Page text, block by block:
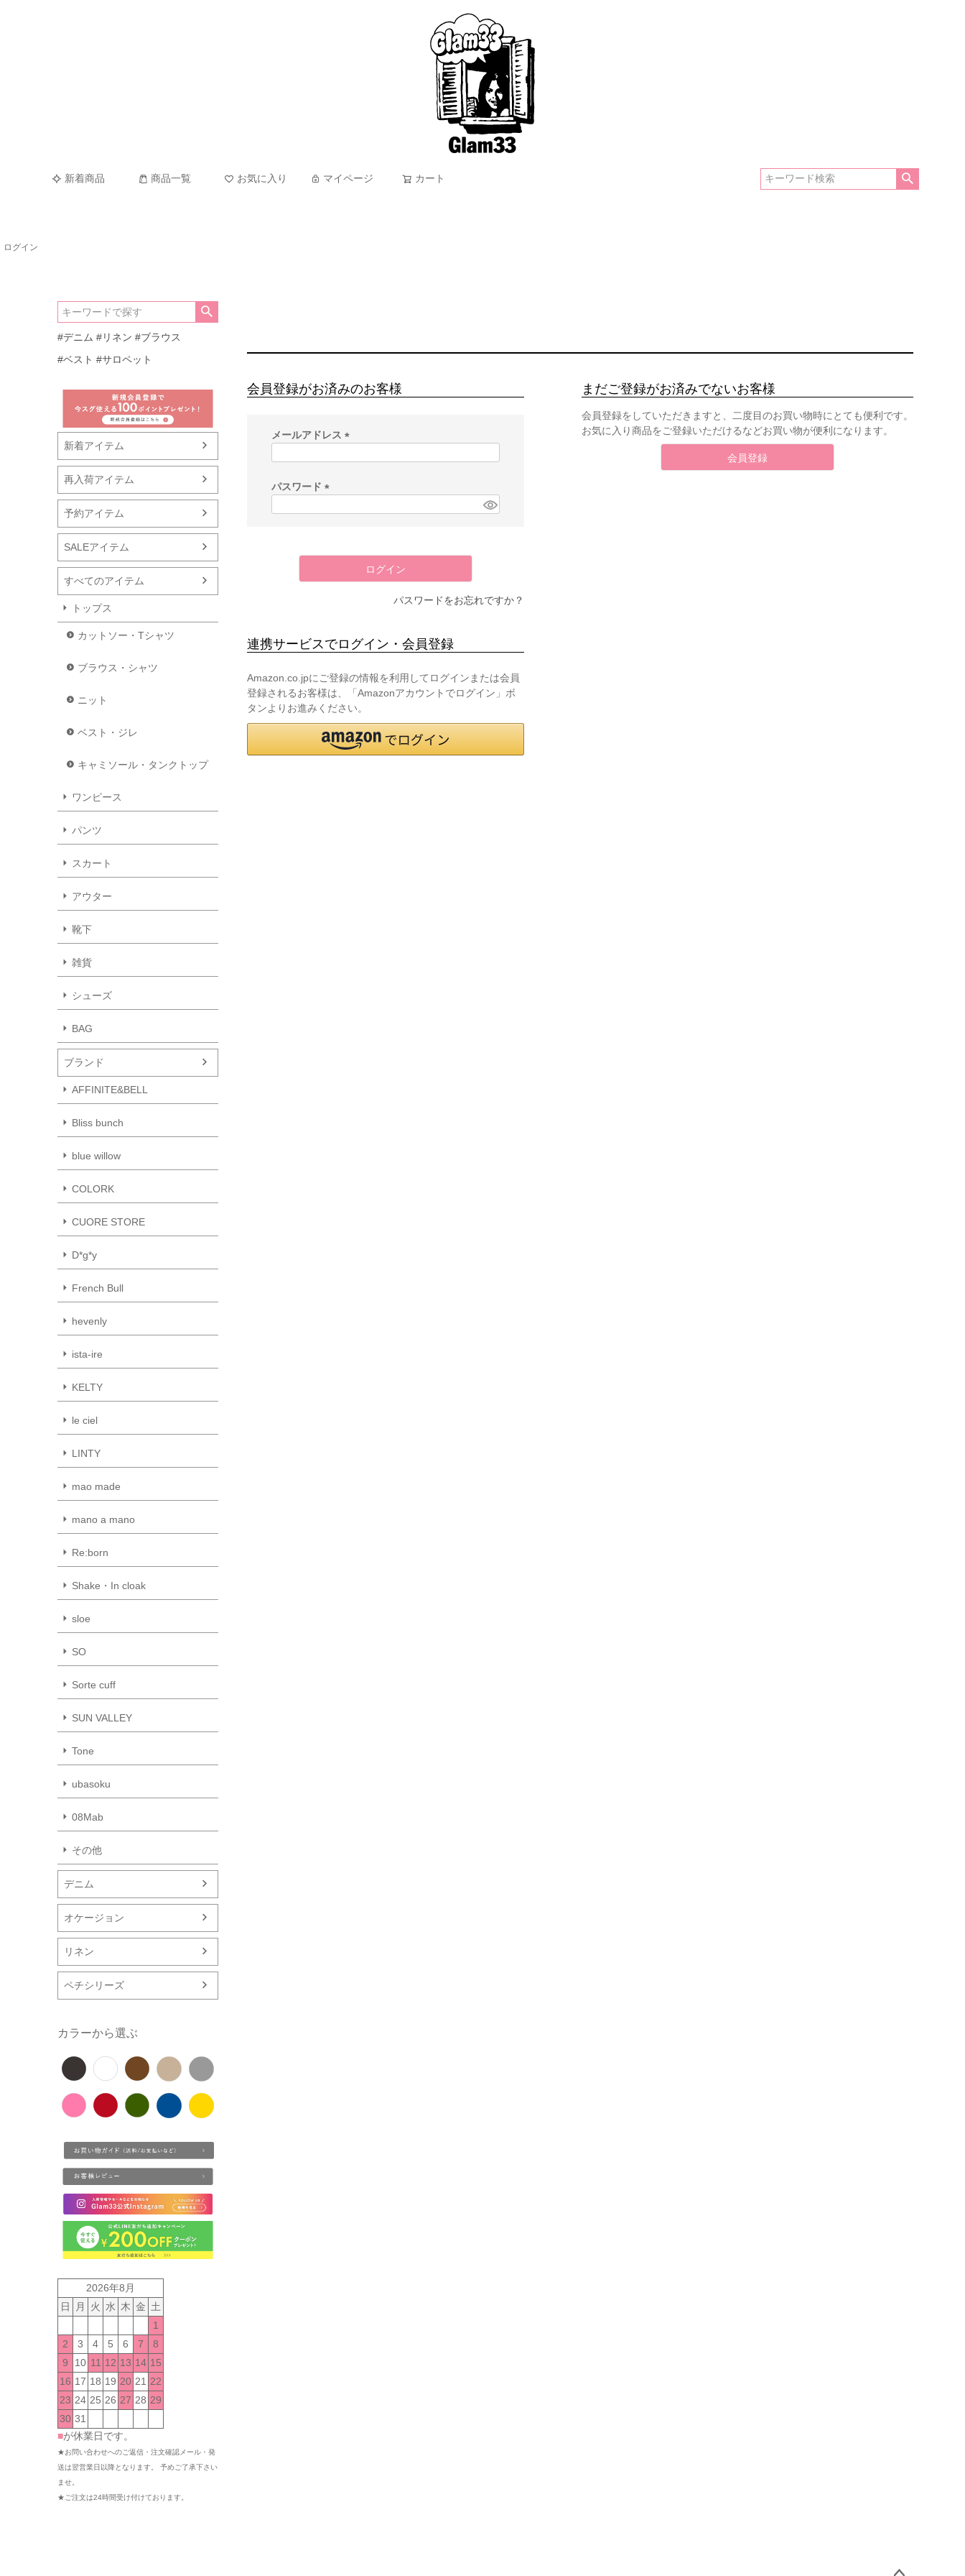
新着商品 商品一覧 お気に入り マイページ カート
ログイン
#デニム #リネン #ブラウス
#ベスト #サロペット
新着アイテム
再入荷アイテム
予約アイテム
SALEアイテム
すべてのアイテム
トップス
カットソー・Tシャツ
ブラウス・シャツ
ニット
ベスト・ジレ
キャミソール・タンクトップ
ワンピース
パンツ
スカート
アウター
靴下
雑貨
シューズ
BAG
ブランド
AFFINITE&BELL
Bliss bunch
blue willow
COLORK
CUORE STORE
D*g*y
French Bull
hevenly
ista-ire
KELTY
le ciel
LINTY
mao made
mano a mano
Re:born
Shake・In cloak
sloe
SO
Sorte cuff
SUN VALLEY
Tone
ubasoku
08Mab
その他
デニム
オケージョン
リネン
ペチシリーズ
カラーから選ぶ
2026年8月
日
月 火 水 木 金 土
1
2
3 4 5 6 7
8
9
10 11 12 13 14 15
16 17 18 19 20 21 22
23 24 25 26 27 28 29
30 31
■が休業日です。
★お問い合わせへのご返信・注文確認メール・発
送は翌営業日以降となります。 予めご了承下さい
ませ。
★ご注文は24時間受け付けております。
会員登録がお済みのお客様
メールアドレス
)
パスワード
ログイン
パスワードをお忘れですか？
連携サービスでログイン・会員登録
Amazon.co.jpにご登録の情報を利用してログインまたは会員
登録されるお客様は、「Amazonアカウントでログイン」ボ
タンよりお進みください。
まだご登録がお済みでないお客様
会員登録をしていただきますと、二度目のお買い物時にとても便利です。
お気に入り商品をご登録いただけるなどお買い物が便利になります。
会員登録